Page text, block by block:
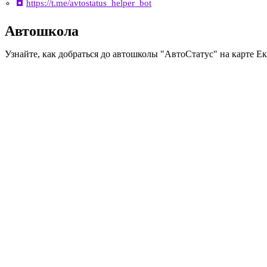
https://t.me/avtostatus_helper_bot
Автошкола
Узнайте, как добраться до автошколы "АвтоСтатус" на карте